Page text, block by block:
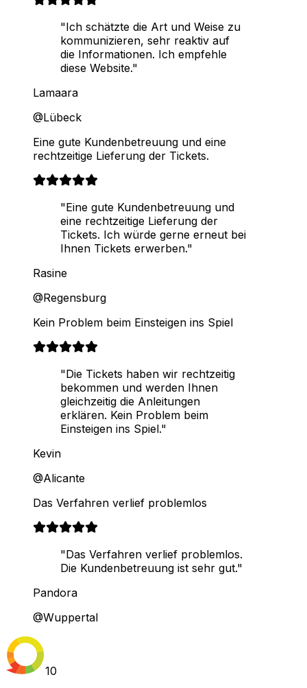
"Ich schätzte die Art und Weise zu
kommunizieren, sehr reaktiv auf
die Informationen. Ich empfehle
diese Website."
Lamaara
@Lübeck
Eine gute Kundenbetreuung und eine
rechtzeitige Lieferung der Tickets.
"Eine gute Kundenbetreuung und
eine rechtzeitige Lieferung der
Tickets. Ich würde gerne erneut bei
Ihnen Tickets erwerben."
Rasine
@Regensburg
Kein Problem beim Einsteigen ins Spiel
"Die Tickets haben wir rechtzeitig
bekommen und werden Ihnen
gleichzeitig die Anleitungen
erklären. Kein Problem beim
Einsteigen ins Spiel."
Kevin
@Alicante
Das Verfahren verlief problemlos
"Das Verfahren verlief problemlos.
Die Kundenbetreuung ist sehr gut."
Pandora
@Wuppertal
10